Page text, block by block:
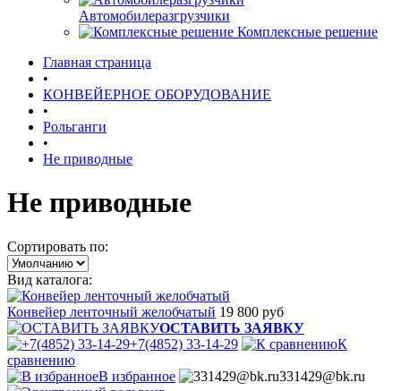
Автомобилеразгрузчики
Комплексные решение
Главная страница
•
КОНВЕЙЕРНОЕ ОБОРУДОВАНИЕ
•
Рольганги
•
Не приводные
Не приводные
Сортировать по:
Вид каталога:
Конвейер ленточный желобчатый 19 800 руб
ОСТАВИТЬ ЗАЯВКУ
+7(4852) 33-14-29
К
сравнению
В избранное
331429@bk.ru